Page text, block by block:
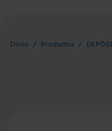
Inicio / Productos /